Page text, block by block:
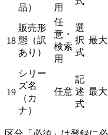
品）
用
18
販売形
態（訳
あり）
任
意・
検索
用
選
択
式
最
19
シリー
ズ名
（カ
ナ）
任意
記
述
式
最